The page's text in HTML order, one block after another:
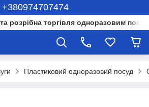
+380974707474
розрібна торгівля одноразовим
Пластиковий одноразовий посуд